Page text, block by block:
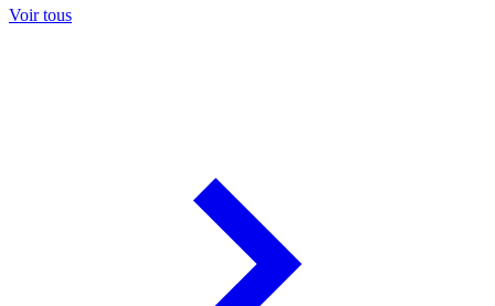
Voir tous